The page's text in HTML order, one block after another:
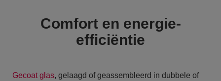
Comfort en energie-
efficiëntie
Gecoat glas, gelaagd of geassembleerd in dubbele of